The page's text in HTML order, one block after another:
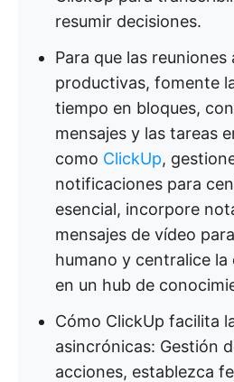
resumir decisiones.
Para que las reuniones
productivas, fomente
tiempo en bloques,
mensajes y las tareas
como ClickUp,
notificaciones para
esencial, incorpore
mensajes de vídeo
humano y centralice
en un hub de
Cómo ClickUp facilita
asincrónicas: Gestión
acciones, establezca